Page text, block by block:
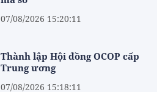
07/08/2026 15:20:11
Thành lập Hội đồng OCOP cấp
Trung ương
07/08/2026 15:18:11